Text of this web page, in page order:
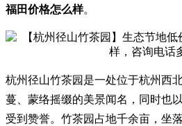
福田价格怎么样。
杭州径山竹茶园是一处位于杭州西
蔓、蒙络摇缀的美景闻名，同时也
受到赞誉。竹茶园占地千余亩，坐